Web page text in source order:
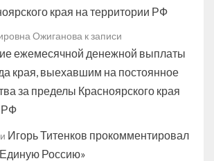
края на территории РФ
Ожиганова к записи
ежемесячной денежной выплаты
края, выехавшим на постоянное
за пределы Красноярского края
РФ
Игорь Титенков прокомментировал
Россию»